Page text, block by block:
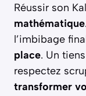
Réussir son
mathématique
l’imbibage
place. Un
respectez
transformer